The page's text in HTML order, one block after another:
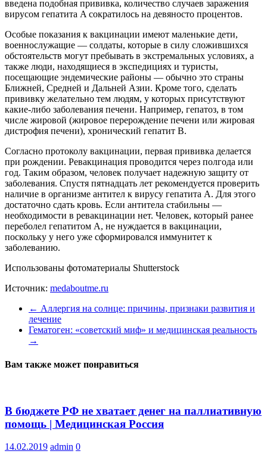
введена подобная прививка, количество случаев заражения
вирусом гепатита A сократилось на девяносто процентов.
Особые показания к вакцинации имеют маленькие дети,
военнослужащие — солдаты, которые в силу сложившихся
обстоятельств могут пребывать в экстремальных условиях, а
также люди, находящиеся в экспедициях и туристы,
посещающие эндемические районы — обычно это страны
Ближней, Средней и Дальней Азии. Кроме того, сделать
прививку желательно тем людям, у которых присутствуют
какие-либо заболевания печени. Например, гепатоз, в том
числе жировой (жировое перерождение печени или жировая
дистрофия печени), хронический гепатит B.
Согласно протоколу вакцинации, первая прививка делается
при рождении. Ревакцинация проводится через полгода или
год. Таким образом, человек получает надежную защиту от
заболевания. Спустя пятнадцать лет рекомендуется проверить
наличие в организме антител к вирусу гепатита A. Для этого
достаточно сдать кровь. Если антитела стабильны —
необходимости в ревакцинации нет. Человек, который ранее
переболел гепатитом A, не нуждается в вакцинации,
поскольку у него уже сформировался иммунитет к
заболеванию.
Использованы фотоматериалы Shutterstock
Источник: medaboutme.ru
← Аллергия на солнце: причины, признаки развития и
лечение
Гематоген: «советский миф» и медицинская реальность
→
Вам также может понравиться
В бюджете РФ не хватает денег на паллиативную
помощь | Медицинская Россия
14.02.2019 admin 0